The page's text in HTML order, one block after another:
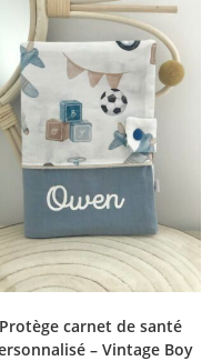
Protège carnet de santé
– Vintage Boy